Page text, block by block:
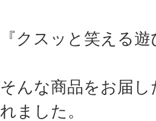
『クスッと笑える
そんな商品をお届
れました。